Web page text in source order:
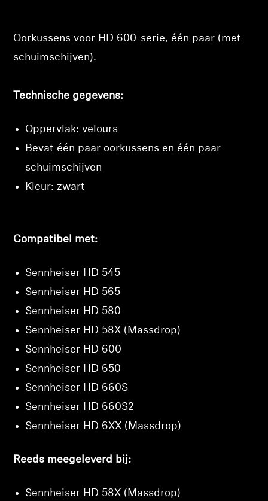
Oorkussens voor HD 600-serie, één paar (met
schuimschijven).
Technische gegevens:
Oppervlak: velours
Bevat één paar oorkussens en één paar
schuimschijven
Kleur: zwart
Compatibel met:
Sennheiser HD 545
Sennheiser HD 565
Sennheiser HD 580
Sennheiser HD 58X (Massdrop)
Sennheiser HD 600
Sennheiser HD 650
Sennheiser HD 660S
Sennheiser HD 660S2
Sennheiser HD 6XX (Massdrop)
Reeds meegeleverd bij:
Sennheiser HD 58X (Massdrop)
Inloggen vereist
toe te voegen en uw eerder opgeslagen artikelen te
bekijken.